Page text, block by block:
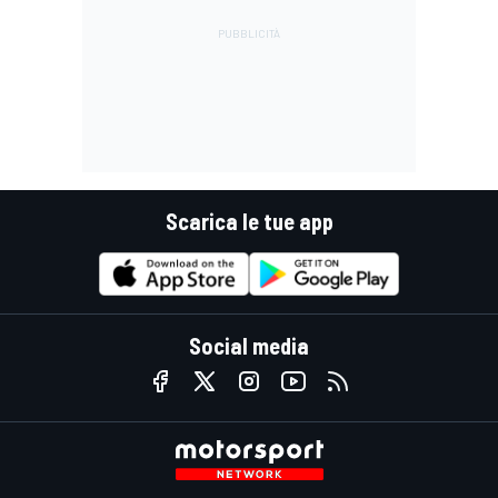
Scarica le tue app
Social media